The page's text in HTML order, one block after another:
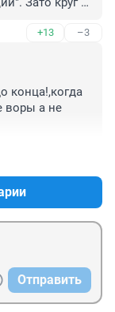
народа" речь
+13 –3
конца!,когда
воры а не
Отправить